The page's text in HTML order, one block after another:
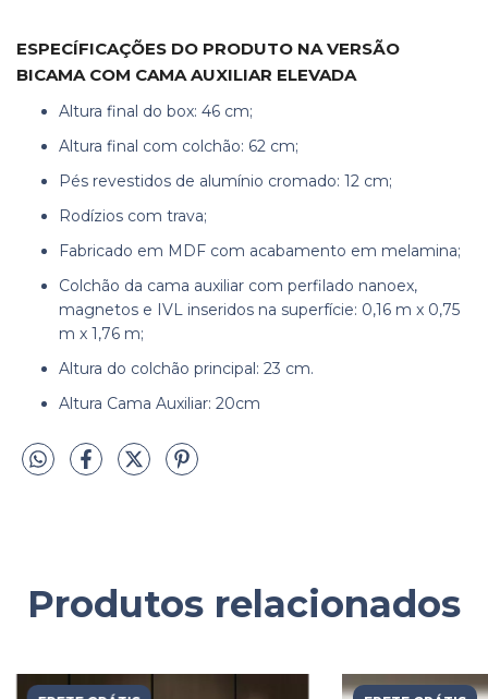
ESPECÍFICAÇÕES DO PRODUTO NA VERSÃO
BICAMA COM CAMA AUXILIAR ELEVADA
Altura final do box: 46 cm;
Altura final com colchão: 62 cm;
Pés revestidos de alumínio cromado: 12 cm;
Rodízios com trava;
Fabricado em MDF com acabamento em melamina;
Colchão da cama auxiliar com perfilado nanoex,
magnetos e IVL inseridos na superfície: 0,16 m x 0,75
m x 1,76 m;
Altura do colchão principal: 23 cm.
Altura Cama Auxiliar: 20cm
Produtos relacionados